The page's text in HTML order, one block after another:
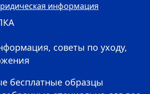
информация
советы по уходу,
бесплатные образцы